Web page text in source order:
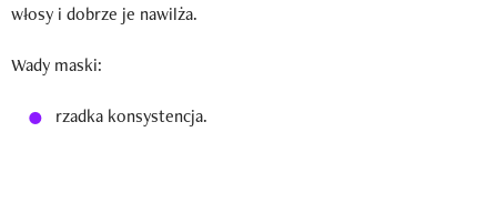
włosy i dobrze je nawilża.
Wady maski:
rzadka konsystencja.